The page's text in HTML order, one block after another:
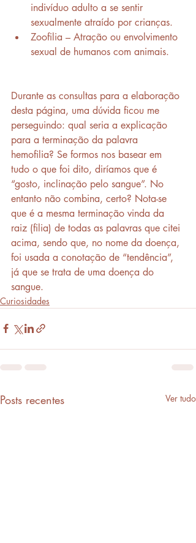
indivíduo adulto a se sentir
sexualmente atraído por crianças.
Zoofilia – Atração ou envolvimento
sexual de humanos com animais.
Durante as consultas para a elaboração
desta página, uma dúvida ficou me
perseguindo: qual seria a explicação
para a terminação da palavra
hemofilia? Se formos nos basear em
tudo o que foi dito, diríamos que é
“gosto, inclinação pelo sangue”. No
entanto não combina, certo? Nota-se
que é a mesma terminação vinda da
raiz (filia) de todas as palavras que citei
acima, sendo que, no nome da doença,
foi usada a conotação de “tendência”,
já que se trata de uma doença do
sangue.
Curiosidades
Posts recentes Ver tudo